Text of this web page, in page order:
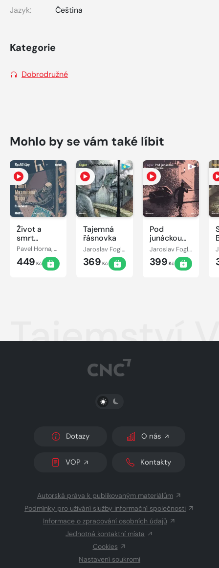
Jazyk:
Čeština
Kategorie
Dobrodružné
Mohlo by se vám také líbit
Život a
smrt
Maxmiliána
Drápa
Pavel Horna, Jaroslav Foglar
449 Kč
Tajemná
řásnovka
Jaroslav Foglar
369 Kč
Pod
junáckou
vlajkou
Jaroslav Foglar
399 Kč
Tajemství
PŘEPNOUT SVĚTLÝ/TMAVÝ REŽIM
Dotazy O nás
VOP Kontakty
Autorská práva k publikovaným materiálům
Podmínky pro užívání služby informační společnosti
Informace o zpracování osobních údajů
Jednotná kontaktní místa
Cookies
Nastavení soukromí